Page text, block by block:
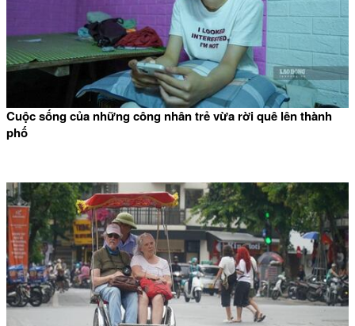
Cuộc sống của những công nhân trẻ vừa rời quê lên thành
phố